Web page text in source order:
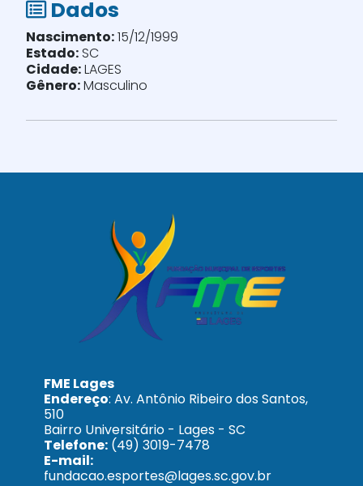
Dados
Nascimento:15/12/1999
Estado: SC
Cidade:LAGES
Gênero:Masculino
FME Lages
Endereço: Av. Antônio Ribeiro dos Santos,
510
Bairro Universitário - Lages - SC
Telefone: (49) 3019-7478
E-mail:
fundacao.esportes@lages.sc.gov.br